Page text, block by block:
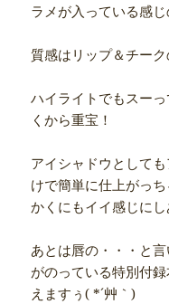
ラメが入っている感じ
質感はリップ＆チー
ハイライトでもスー
くから重宝！
アイシャドウとして
けで簡単に仕上がっ
かくにもイイ感じに
あとは唇の・・・と
がのっている特別付
えますぅ( *´艸｀)